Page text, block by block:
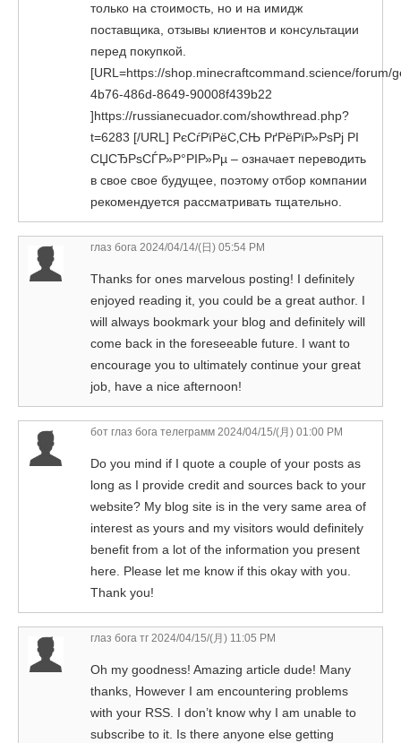
только на стоимость, но и на имидж
поставщика, отзывы клиентов и консультации
перед покупкой.
[URL=https://shop.minecraftcommand.science/forum/
4b76-486d-8649-90008f439b22
]https://russianecuador.com/showthread.php?
t=6283 [/URL] РєСѓРїРёС‚СЊ РґРёРїР»РѕРј РІ
СЏСЂРѕСЃР»Р°РІР»Рµ – означает переводить
в свое свое будущее, поэтому отбор компании
рекомендуется рассматривать тщательно.
глаз бога 2024/04/14/(日) 05:54 PM
Thanks for ones marvelous posting! I definitely
enjoyed reading it, you could be a great author. I
will always bookmark your blog and definitely will
come back in the foreseeable future. I want to
encourage you to ultimately continue your great
job, have a nice afternoon!
бот глаз бога телеграмм 2024/04/15/(月) 01:00 PM
Do you mind if I quote a couple of your posts as
long as I provide credit and sources back to your
website? My blog site is in the very same area of
interest as yours and my visitors would definitely
benefit from a lot of the information you present
here. Please let me know if this okay with you.
Thank you!
глаз бога тг 2024/04/15/(月) 11:05 PM
Oh my goodness! Amazing article dude! Many
thanks, However I am encountering problems
with your RSS. I don’t know why I am unable to
subscribe to it. Is there anyone else getting